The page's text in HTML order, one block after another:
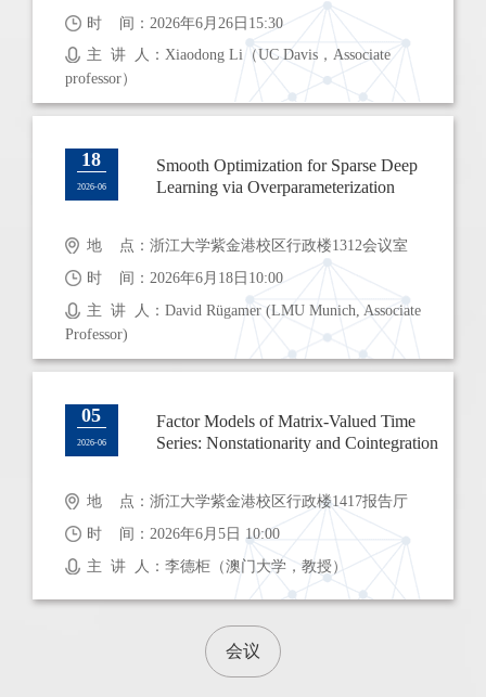
时 间：2026年6月26日15:30
主 讲 人：Xiaodong Li（UC Davis，Associate
professor）
18
2026-06
Smooth Optimization for Sparse Deep
Learning via Overparameterization
地 点：浙江大学紫金港校区行政楼1312会议室
时 间：2026年6月18日10:00
主 讲 人：David Rügamer (LMU Munich, Associate
Professor)
05
2026-06
Factor Models of Matrix-Valued Time
Series: Nonstationarity and Cointegration
地 点：浙江大学紫金港校区行政楼1417报告厅
时 间：2026年6月5日 10:00
主 讲 人：李德柜（澳门大学，教授）
会议